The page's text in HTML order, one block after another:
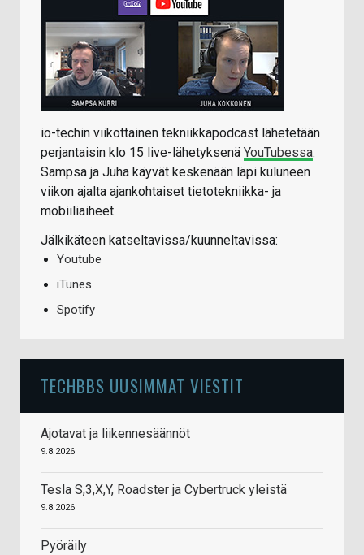
io-techin viikottainen tekniikkapodcast lähetetään
perjantaisin klo 15 live-lähetyksenä YouTubessa.
Sampsa ja Juha käyvät keskenään läpi kuluneen
viikon ajalta ajankohtaiset tietotekniikka- ja
mobiiliaiheet.
Jälkikäteen katseltavissa/kuunneltavissa:
Youtube
iTunes
Spotify
TECHBBS UUSIMMAT VIESTIT
Ajotavat ja liikennesäännöt
9.8.2026
Tesla S,3,X,Y, Roadster ja Cybertruck yleistä
9.8.2026
Pyöräily